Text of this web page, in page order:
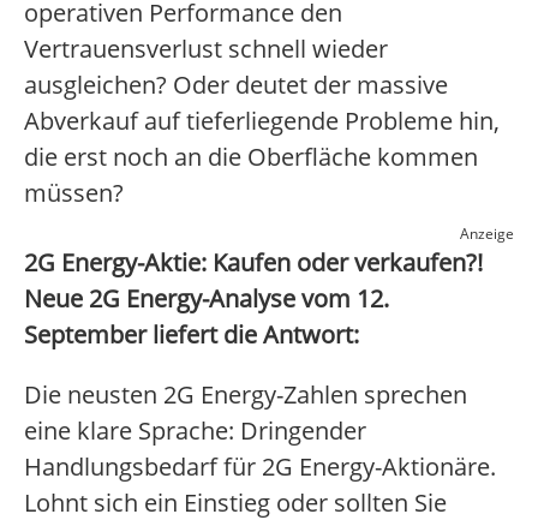
operativen Performance den
Vertrauensverlust schnell wieder
ausgleichen? Oder deutet der massive
Abverkauf auf tieferliegende Probleme hin,
die erst noch an die Oberfläche kommen
müssen?
Anzeige
2G Energy-Aktie: Kaufen oder verkaufen?!
Neue 2G Energy-Analyse vom 12.
September liefert die Antwort:
Die neusten 2G Energy-Zahlen sprechen
eine klare Sprache: Dringender
Handlungsbedarf für 2G Energy-Aktionäre.
Lohnt sich ein Einstieg oder sollten Sie